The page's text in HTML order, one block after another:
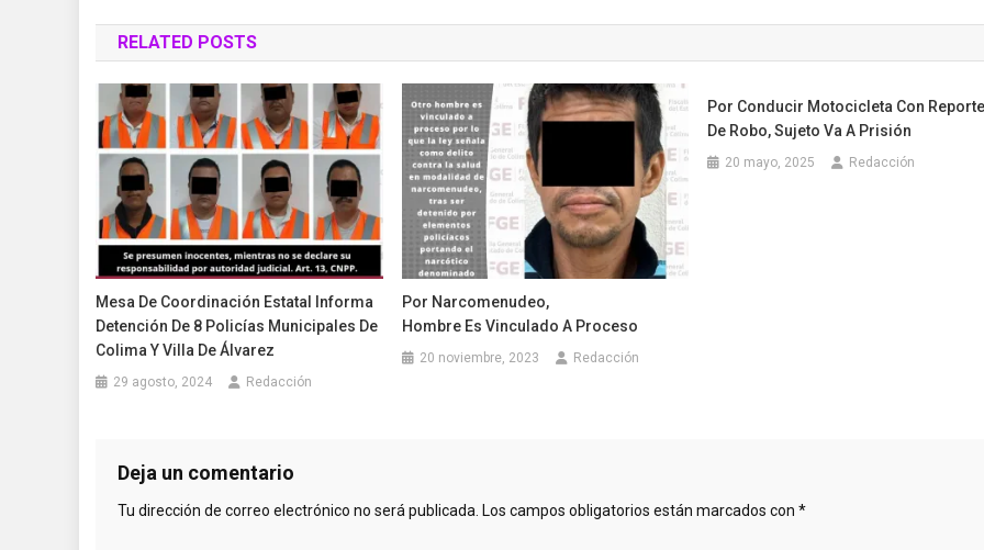
de
entradas
RELATED POSTS
Mesa De Coordinación Estatal Informa
Detención De 8 Policías Municipales De
Colima Y Villa De Álvarez
29 agosto, 2024 Redacción
Por Narcomenudeo,
Hombre Es Vinculado A Proceso
20 noviembre, 2023 Redacción
Por Conducir Motocicleta Con
De Robo, Sujeto Va A Prisión
20 mayo, 2025 Redacción
Deja un comentario
Tu dirección de correo electrónico no será publicada. Los campos obligatorios están marcados con *